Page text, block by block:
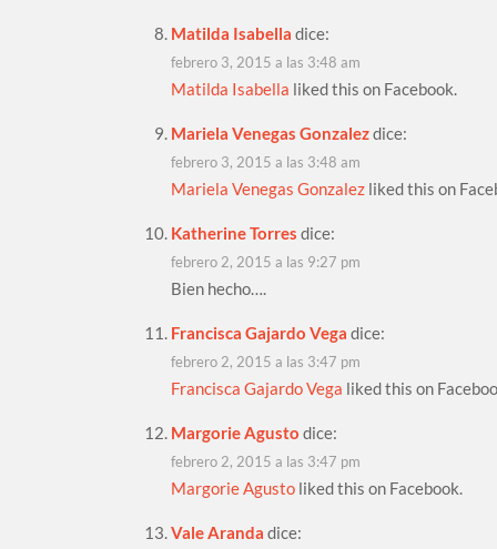
Matilda Isabella dice:
febrero 3, 2015 a las 3:48 am
Matilda Isabella liked this on Facebook.
Mariela Venegas Gonzalezdice:
febrero 3, 2015 a las 3:48 am
Mariela Venegas Gonzalez liked this on
Katherine Torres dice:
febrero 2, 2015 a las 9:27 pm
Bien hecho….
Francisca Gajardo Vega dice:
febrero 2, 2015 a las 3:47 pm
Francisca Gajardo Vega liked this on
Margorie Agusto dice:
febrero 2, 2015 a las 3:47 pm
Margorie Agusto liked this on Facebook.
Vale Aranda dice: